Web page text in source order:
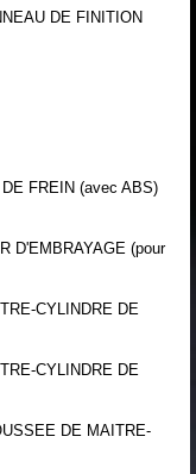
DE FINITION
FREIN (avec ABS)
D'EMBRAYAGE (pour
CYLINDRE DE
CYLINDRE DE
DE MAITRE-